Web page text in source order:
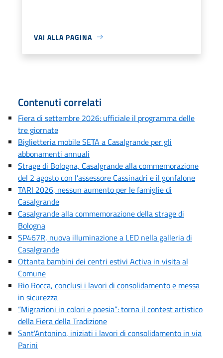
VAI ALLA PAGINA
Contenuti correlati
Fiera di settembre 2026: ufficiale il programma delle
tre giornate
Biglietteria mobile SETA a Casalgrande per gli
abbonamenti annuali
Strage di Bologna, Casalgrande alla commemorazione
del 2 agosto con l’assessore Cassinadri e il gonfalone
TARI 2026, nessun aumento per le famiglie di
Casalgrande
Casalgrande alla commemorazione della strage di
Bologna
SP467R, nuova illuminazione a LED nella galleria di
Casalgrande
Ottanta bambini dei centri estivi Activa in visita al
Comune
Rio Rocca, conclusi i lavori di consolidamento e messa
in sicurezza
“Migrazioni in colori e poesia”: torna il contest artistico
della Fiera della Tradizione
Sant'Antonino, iniziati i lavori di consolidamento in via
Parini